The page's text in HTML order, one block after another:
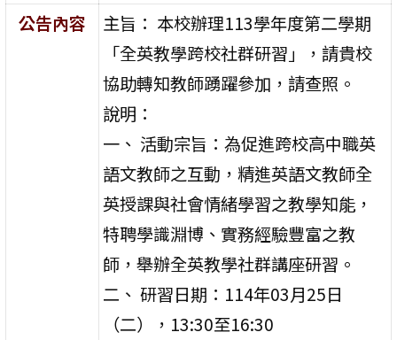
公告內容
主旨： 本校辦理113學年度第二學期
「全英教學跨校社群研習」，請貴校
協助轉知教師踴躍參加，請查照。
說明：
一、 活動宗旨：為促進跨校高中職英
語文教師之互動，精進英語文教師全
英授課與社會情緒學習之教學知能，
特聘學識淵博、實務經驗豐富之教
師，舉辦全英教學社群講座研習。
二、 研習日期：114年03月25日
（二），13:30至16:30